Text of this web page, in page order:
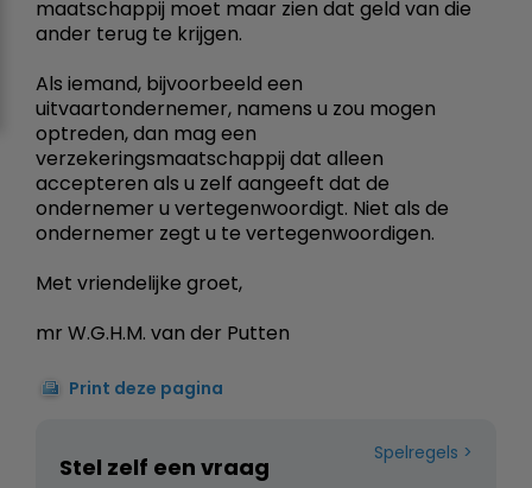
maatschappij moet maar zien dat geld van die
ander terug te krijgen.
Als iemand, bijvoorbeeld een
uitvaartondernemer, namens u zou mogen
optreden, dan mag een
verzekeringsmaatschappij dat alleen
accepteren als u zelf aangeeft dat de
ondernemer u vertegenwoordigt. Niet als de
ondernemer zegt u te vertegenwoordigen.
Met vriendelijke groet,
mr W.G.H.M. van der Putten
Print deze pagina
Spelregels
Stel zelf een vraag